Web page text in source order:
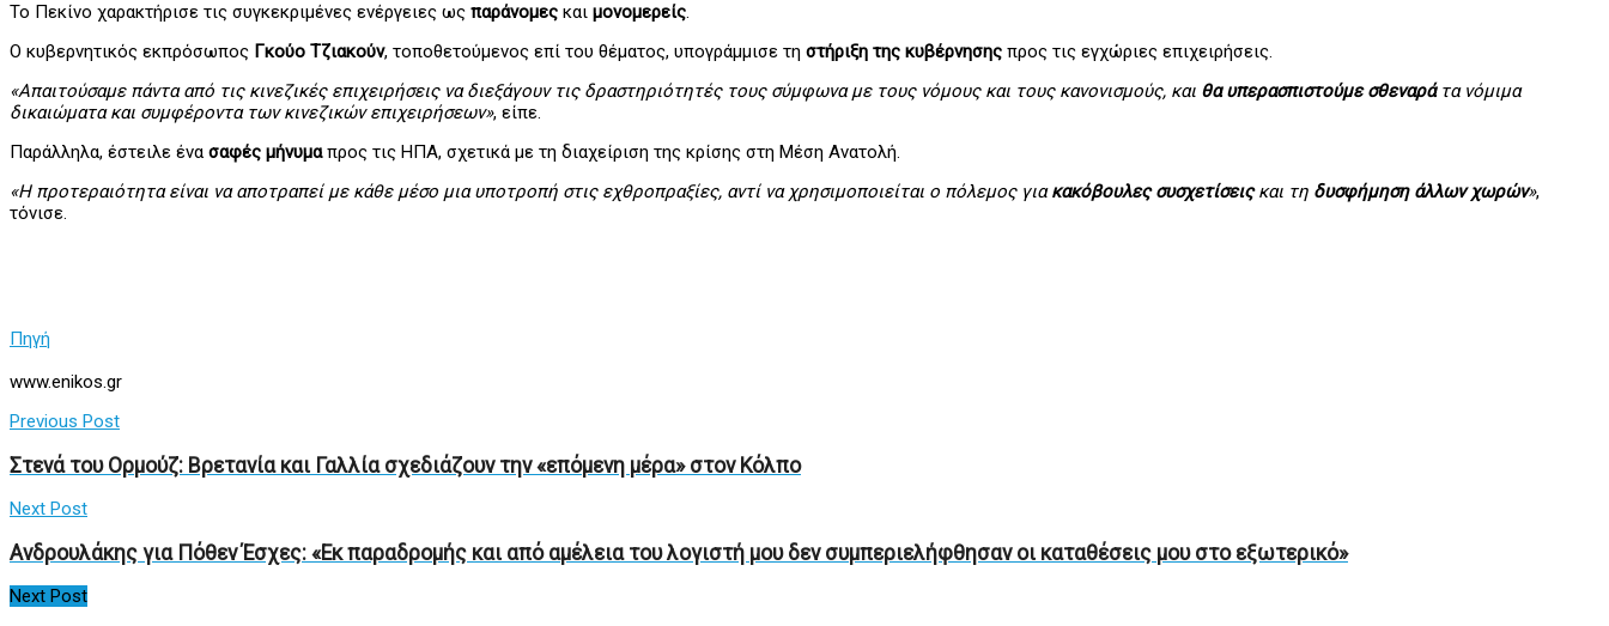
Το Πεκίνο χαρακτήρισε τις συγκεκριμένες ενέργειες ως παράνομες και μονομερείς.
Ο κυβερνητικός εκπρόσωπος Γκούο Τζιακούν, τοποθετούμενος επί του θέματος, υπογράμμισε τη στήριξη της κυβέρνησης προς τις εγχώριες επιχειρήσεις.
«Απαιτούσαμε πάντα από τις κινεζικές επιχειρήσεις να διεξάγουν τις δραστηριότητές τους σύμφωνα με τους νόμους και τους κανονισμούς, και θα υπερασπιστούμε σθεναράτα νόμιμα
δικαιώματα και συμφέροντα των κινεζικών επιχειρήσεων», είπε.
Παράλληλα, έστειλε ένα σαφές μήνυμαπρος τις ΗΠΑ, σχετικά με τη διαχείριση της κρίσης στη Μέση Ανατολή.
«Η προτεραιότητα είναι να αποτραπεί με κάθε μέσο μια υποτροπή στις εχθροπραξίες, αντί να χρησιμοποιείται ο πόλεμος γιακακόβουλες συσχετίσειςκαι τη δυσφήμηση άλλων χωρών»,
τόνισε.
Πηγή
www.enikos.gr
Previous Post
Στενά του Ορμούζ: Βρετανία και Γαλλία σχεδιάζουν την «επόμενη μέρα» στον Κόλπο
Next Post
Ανδρουλάκης για Πόθεν Έσχες: «Εκ παραδρομής και από αμέλεια του λογιστή μου δεν συμπεριελήφθησαν οι καταθέσεις μου στο εξωτερικό»
Next Post